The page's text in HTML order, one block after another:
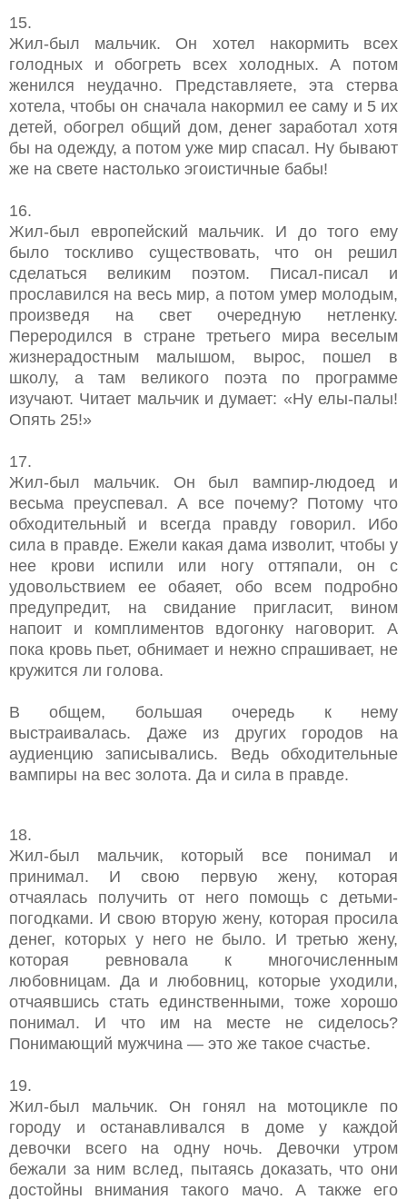
15.
Жил-был мальчик. Он хотел накормить всех
голодных и обогреть всех холодных. А потом
женился неудачно. Представляете, эта стерва
хотела, чтобы он сначала накормил ее саму и 5 их
детей, обогрел общий дом, денег заработал хотя
бы на одежду, а потом уже мир спасал. Ну бывают
же на свете настолько эгоистичные бабы!
16.
Жил-был европейский мальчик. И до того ему
было тоскливо существовать, что он решил
сделаться великим поэтом. Писал-писал и
прославился на весь мир, а потом умер молодым,
произведя на свет очередную нетленку.
Переродился в стране третьего мира веселым
жизнерадостным малышом, вырос, пошел в
школу, а там великого поэта по программе
изучают. Читает мальчик и думает: «Ну елы-палы!
Опять 25!»
17.
Жил-был мальчик. Он был вампир-людоед и
весьма преуспевал. А все почему? Потому что
обходительный и всегда правду говорил. Ибо
сила в правде. Ежели какая дама изволит, чтобы у
нее крови испили или ногу оттяпали, он с
удовольствием ее обаяет, обо всем подробно
предупредит, на свидание пригласит, вином
напоит и комплиментов вдогонку наговорит. А
пока кровь пьет, обнимает и нежно спрашивает, не
кружится ли голова.
В общем, большая очередь к нему
выстраивалась. Даже из других городов на
аудиенцию записывались. Ведь обходительные
вампиры на вес золота. Да и сила в правде.
18.
Жил-был мальчик, который все понимал и
принимал. И свою первую жену, которая
отчаялась получить от него помощь с детьми-
погодками. И свою вторую жену, которая просила
денег, которых у него не было. И третью жену,
которая ревновала к многочисленным
любовницам. Да и любовниц, которые уходили,
отчаявшись стать единственными, тоже хорошо
понимал. И что им на месте не сиделось?
Понимающий мужчина — это же такое счастье.
19.
Жил-был мальчик. Он гонял на мотоцикле по
городу и останавливался в доме у каждой
девочки всего на одну ночь. Девочки утром
бежали за ним вслед, пытаясь доказать, что они
достойны внимания такого мачо. А также его